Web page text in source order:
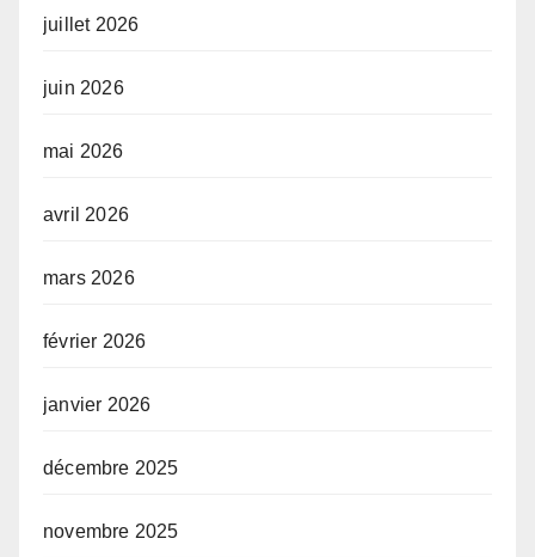
juillet 2026
juin 2026
mai 2026
avril 2026
mars 2026
février 2026
janvier 2026
décembre 2025
novembre 2025